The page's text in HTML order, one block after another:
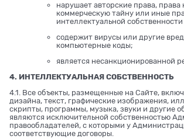
нарушает авторские права, права
коммерческую тайну или иные
интеллектуальной
содержит вирусы или другие
компьютерные коды;
является несанкционированной
4. ИНТЕЛЛЕКТУАЛЬНАЯ СОБСТВЕННОСТЬ
4.1. Все объекты, размещенные на Сайте,
дизайна, текст, графические изображения,
скрипты, программы, музыка, звуки и другие
являются исключительной собственностью
правообладателей, с которыми у
соответствующие договоры.